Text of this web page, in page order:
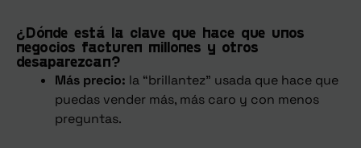
¿Dónde está la clave que hace que unos
negocios facturen millones y otros
desaparezcan?
Más precio: la “brillantez” usada que hace que
puedas vender más, más caro y con menos
preguntas.